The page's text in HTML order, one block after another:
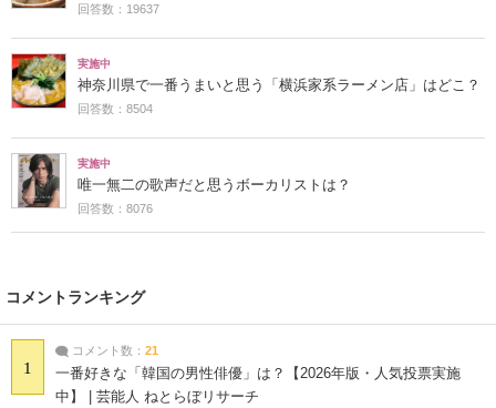
回答数：19637
実施中
神奈川県で一番うまいと思う「横浜家系ラーメン店」はどこ？
回答数：8504
実施中
唯一無二の歌声だと思うボーカリストは？
回答数：8076
コメントランキング
1
コメント数： 21
一番好きな「韓国の男性俳優」は？【2026年版・人気投票実施
中】 | 芸能人 ねとらぼリサーチ